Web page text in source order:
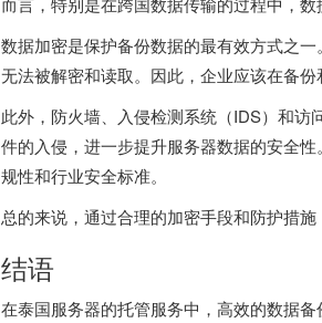
数据加密是保护备份数据的最有效方式之
无法被解密和读取。因此，企业应该在备
此外，防火墙、入侵检测系统（IDS）和
件的入侵，进一步提升服务器数据的安全
规性和行业安全标准。
总的来说，通过合理的加密手段和防护措
结语
在泰国服务器的托管服务中，高效的数据